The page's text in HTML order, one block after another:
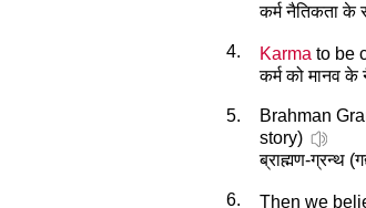
कर्म नैतिकता के
4. Karma to be
कर्म को मानव
5. Brahman
story)
ब्राह्मण-ग्रन्थ
6. Then we